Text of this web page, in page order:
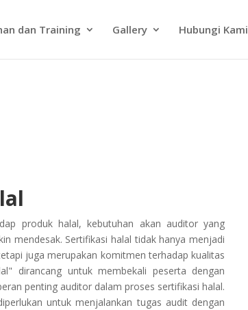
dan Training Gallery Hubungi Kami
produk halal, kebutuhan akan auditor yang
mendesak. Sertifikasi halal tidak hanya menjadi
juga merupakan komitmen terhadap kualitas
dirancang untuk membekali peserta dengan
penting auditor dalam proses sertifikasi halal.
untuk menjalankan tugas audit dengan